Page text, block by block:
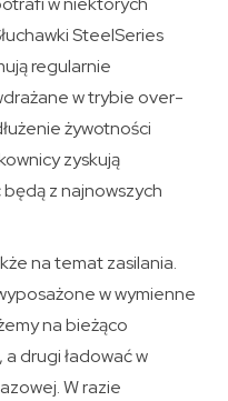
SteelSeries
regularnie
w trybie over-
żywotności
zyskują
z najnowszych
na temat zasilania.
w wymienne
na bieżąco
a drugi ładować w
W razie